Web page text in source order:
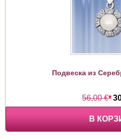
Подвеска из
56,00 €*
В